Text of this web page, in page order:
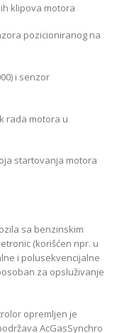
klipova motora
pozicioniranog na
i senzor
rada motora u
startovanja motora
sa benzinskim
(korišćen npr. u
i polusekvencijalne
za opsluživanje
opremljen je
AcGasSynchro